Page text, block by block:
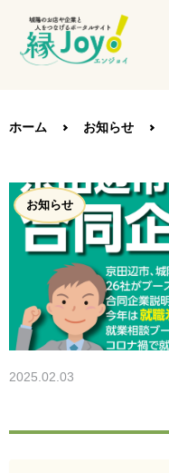
ホーム お知らせ
お知らせ
2025.02.03